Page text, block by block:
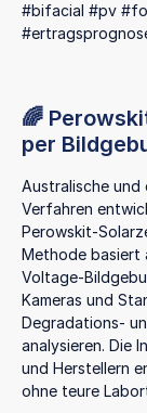
#bifacial #pv
🌈
per
Australische und
Verfahren
Perowskit-
Methode basiert
Voltage-
Kameras und
Degradations-
analysieren. Die
und Herstellern
ohne teure